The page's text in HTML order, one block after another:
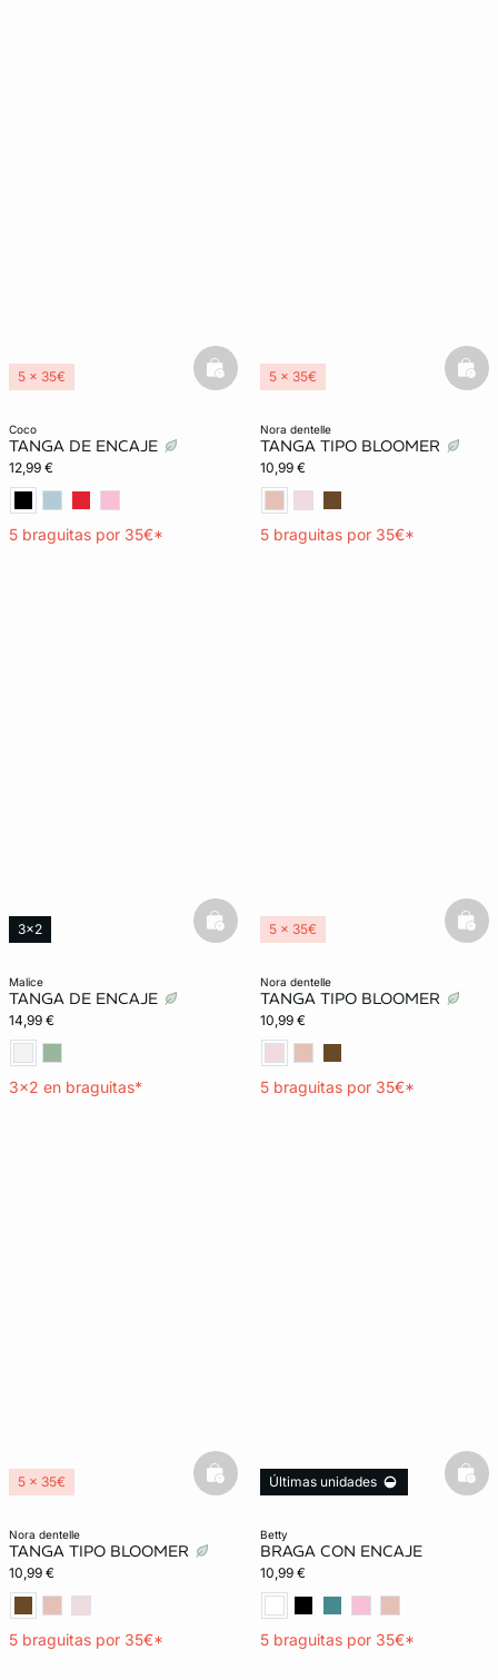
coco
TANGA DE ENCAJE
12,99 €
5 braguitas por 35€*
5 x 35€ basketfull
nora dentelle
TANGA TIPO BLOOMER
10,99 €
5 braguitas por 35€*
5 x 35€
malice
TANGA DE ENCAJE
14,99 €
3x2 en braguitas*
3x2 basketfull
nora dentelle
TANGA TIPO BLOOMER
10,99 €
5 braguitas por 35€*
5 x 35€
nora dentelle
TANGA TIPO BLOOMER
10,99 €
5 braguitas por 35€*
5 x 35€ basketfull
betty
BRAGA CON ENCAJE
10,99 €
5 braguitas por 35€*
Últimas unidades